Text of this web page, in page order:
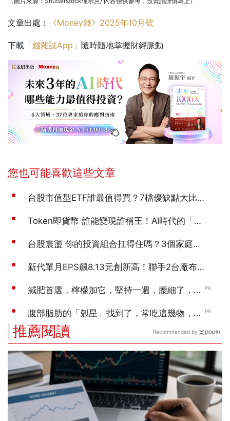
文章出處： 《Money錢》2025年10月號
下載 「錢雜誌App」 隨時隨地掌握財經脈動
推薦閱讀 Recommended by